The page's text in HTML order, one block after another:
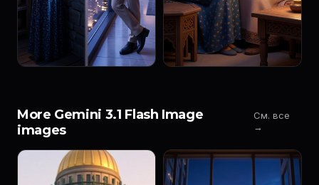
More Gemini 3.1 Flash Image
images
См. все
→